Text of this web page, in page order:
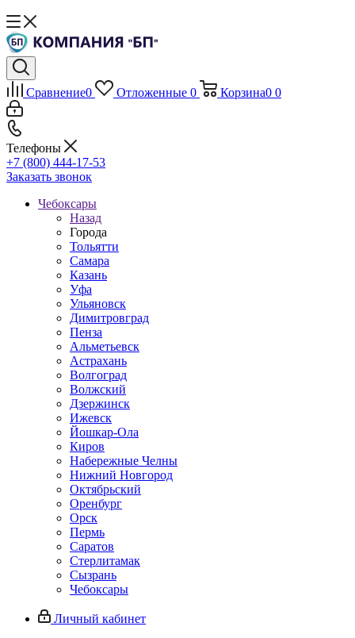
Сравнение0 Отложенные 0 Корзина0 0
Телефоны
+7 (800) 444-17-53
Заказать звонок
Чебоксары
Назад
Города
Тольятти
Самара
Казань
Уфа
Ульяновск
Димитровград
Пенза
Альметьевск
Астрахань
Волгоград
Волжский
Дзержинск
Ижевск
Йошкар-Ола
Киров
Набережные Челны
Нижний Новгород
Октябрьский
Оренбург
Орск
Пермь
Саратов
Стерлитамак
Сызрань
Чебоксары
Личный кабинет